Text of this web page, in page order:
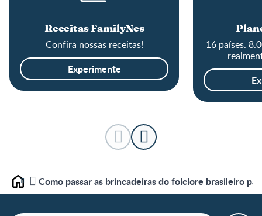
Receitas FamilyNes
Confira nossas receitas!
Experimente
16 países.
Home Como passar as brincadeiras do folclore brasileiro